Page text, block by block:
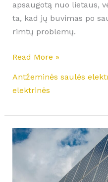
apsaugotą nuo lietaus,
ta, kad jų buvimas po
rimtų problemų.
Read More »
Antžeminės saulės
elektrinės
Ar
racionalu